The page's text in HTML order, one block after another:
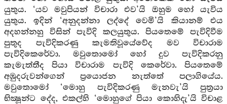
යුතුය. ‘යව මවුපියන් විචාරා එව’යි ඔහුම හෝ යැවිය
යුතුය. ඉදින් ‘අනුදන්නා ලද්දේ වෙමි’යි කියානම් එය
අදහන්නහු විසින් පැවිදි කලයුතුය. පියතෙමේ පැවිදිවීම
පුතුද පැවිදිකරණු කැමතිවූයේවේද මව විචාරාම
පැවිදිකෙරේවා. මවුතොමෝ හෝ දුව පැවිදිකරනු
කැමැත්තීද පියා විචාරාම පැවිදි කෙරේවා. පියතෙමේ
අඹුදරුවන්ගෙන් ප්‍රයොජන නැත්තේ පලාගියේය.
මවුතොමෝ ‘මොහු පැවිදිකරණු මැනවැ’යි පුත්‍රයා
භික්‍ෂූන්ට දේද, එකල්හි ‘මොහුගේ පියා කොහිදැ’යි විචාළ